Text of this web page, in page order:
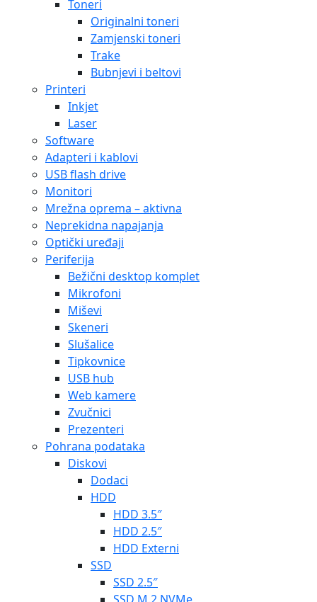
Toneri
Originalni toneri
Zamjenski toneri
Trake
Bubnjevi i beltovi
Printeri
Inkjet
Laser
Software
Adapteri i kablovi
USB flash drive
Monitori
Mrežna oprema – aktivna
Neprekidna napajanja
Optički uređaji
Periferija
Bežični desktop komplet
Mikrofoni
Miševi
Skeneri
Slušalice
Tipkovnice
USB hub
Web kamere
Zvučnici
Prezenteri
Pohrana podataka
Diskovi
Dodaci
HDD
HDD 3.5″
HDD 2.5″
HDD Externi
SSD
SSD 2.5″